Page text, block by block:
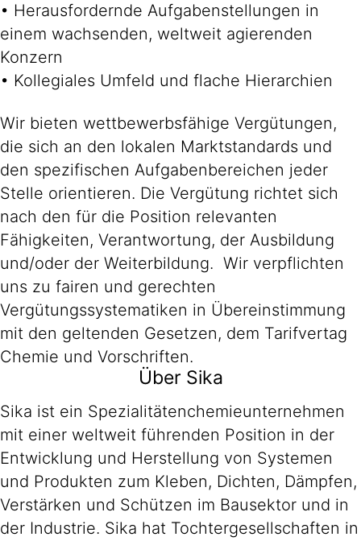
• Herausfordernde Aufgabenstellungen in
einem wachsenden, weltweit agierenden
Konzern
• Kollegiales Umfeld und flache Hierarchien
Wir bieten wettbewerbsfähige Vergütungen,
die sich an den lokalen Marktstandards und
den spezifischen Aufgabenbereichen jeder
Stelle orientieren. Die Vergütung richtet sich
nach den für die Position relevanten
Fähigkeiten, Verantwortung, der Ausbildung
und/oder der Weiterbildung. Wir verpflichten
uns zu fairen und gerechten
Vergütungssystematiken in Übereinstimmung
mit den geltenden Gesetzen, dem Tarifvertag
Chemie und Vorschriften.
Über Sika
Sika ist ein Spezialitätenchemieunternehmen
mit einer weltweit führenden Position in der
Entwicklung und Herstellung von Systemen
und Produkten zum Kleben, Dichten, Dämpfen,
Verstärken und Schützen im Bausektor und in
der Industrie. Sika hat Tochtergesellschaften in